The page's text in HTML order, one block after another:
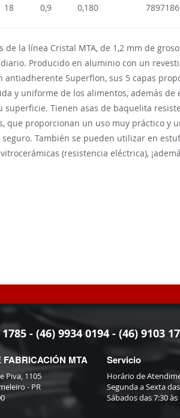
18 0,9 0,180
de la línea Cristal MTA, de 1,2 mm de
Producido en aluminio con un
antiadherente Superflon, sus 5 capas
y uniforme de los alimentos, además de
superficie. Tienen asas de baquelita
que proporcionan un uso muy práctico y
seguro. También se pueden utilizar en
(resistencia eléctrica),
- (46) 9934 0194 - (46) 9103
FABRICACIÓN MTA
Piva, 1105
- PR
Servicio
Horário de
Segunda a Sexta
Sábados das 7:30 às